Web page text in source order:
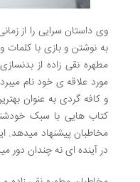
وی داستان سرایی را از
به نوشتن و بازی با
مطهره نقی زاده از
مورد علاقه ی خود نام
و کافه گردی به عنوان
کتاب هایی با سبک
مخاطبان پیشنهاد میدهد.
در آینده ای نه چندان دور